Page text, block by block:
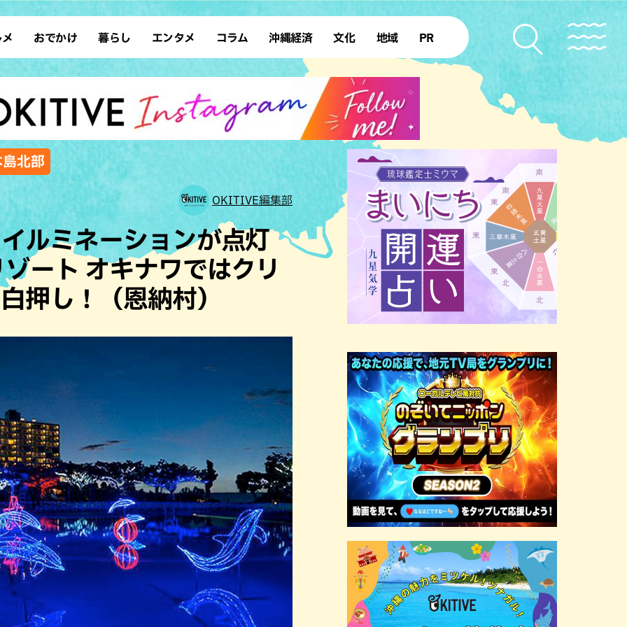
ン 沖縄そば
ウト カフェ
和食・日本料理
理 アジア・エスニック
イタリアン
洋料理
・焼肉 焼鳥・串料理
肉料理 居酒屋・バー
イキング スイーツ
おでかけ
デート ドライブ
散歩 ソロ活
歴史
アート
ショッピング ホテル
サウナ 公園
沖縄の海
暮らし
レシピ SDGs
ファッション ローカルニュース
沖縄移住 沖縄旧暦行事
エンタメ
スポーツ 占い
タレント・芸人 テレビ
コラム 沖縄経済 文化
復帰50年
地域
本島北部
本島南部 先島諸島
北部離島
PR
北部
OKITIVE編集部
ルミネーションが点灯
ート オキナワではクリ
押し！（恩納村）